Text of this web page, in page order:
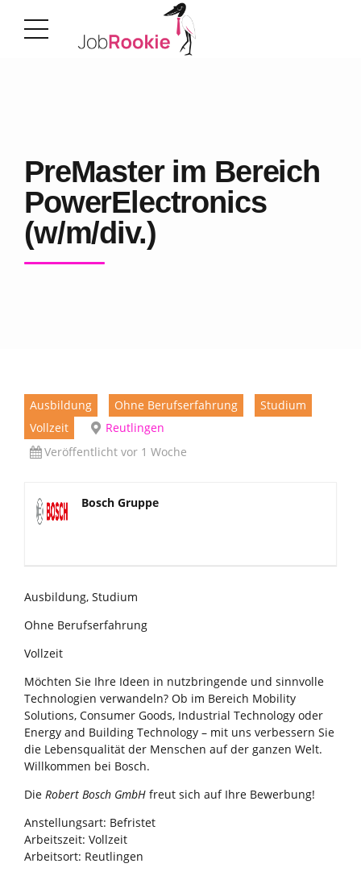
PreMaster im Bereich
PowerElectronics
(w/m/div.)
Ausbildung Ohne Berufserfahrung
Studium
Vollzeit
Reutlingen
Veröffentlicht vor 1 Woche
Bosch Gruppe
Ausbildung, Studium
Ohne Berufserfahrung
Vollzeit
Möchten Sie Ihre Ideen in nutzbringende und sinnvolle
Technologien verwandeln? Ob im Bereich Mobility
Solutions, Consumer Goods, Industrial Technology oder
Energy and Building Technology – mit uns verbessern Sie
die Lebensqualität der Menschen auf der ganzen Welt.
Willkommen bei Bosch.
Die Robert Bosch GmbH freut sich auf Ihre Bewerbung!
Anstellungsart: Befristet
Arbeitszeit: Vollzeit
Arbeitsort: Reutlingen